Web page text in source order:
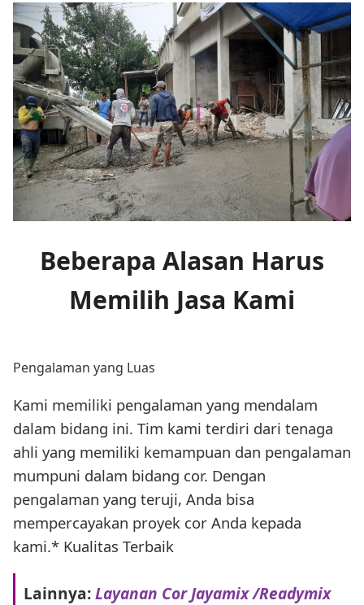
Beberapa Alasan Harus
Memilih Jasa Kami
Pengalaman yang Luas
Kami memiliki pengalaman yang mendalam
dalam bidang ini. Tim kami terdiri dari tenaga
ahli yang memiliki kemampuan dan pengalaman
mumpuni dalam bidang cor. Dengan
pengalaman yang teruji, Anda bisa
mempercayakan proyek cor Anda kepada
kami.* Kualitas Terbaik
Lainnya:Layanan Cor Jayamix /Readymix